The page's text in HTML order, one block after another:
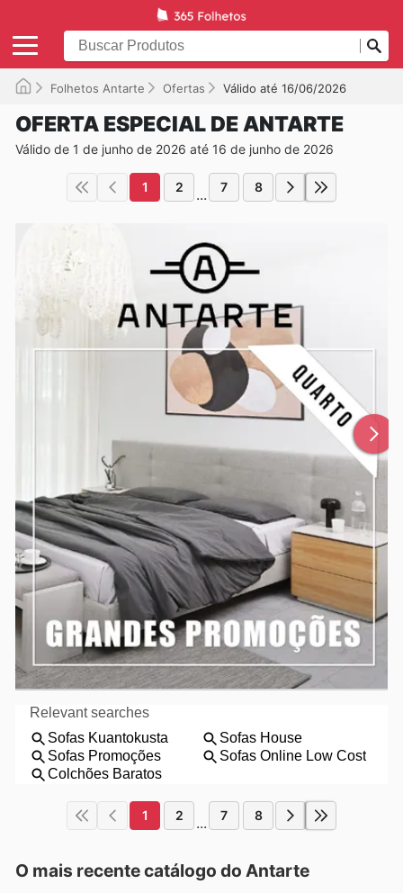
Folhetos Antarte Ofertas Válido até 16/06/2026
OFERTA ESPECIAL DE ANTARTE
Válido de 1 de junho de 2026 até 16 de junho de 2026
1 2 ... 7 8
1 2 ... 7 8
O mais recente catálogo do Antarte